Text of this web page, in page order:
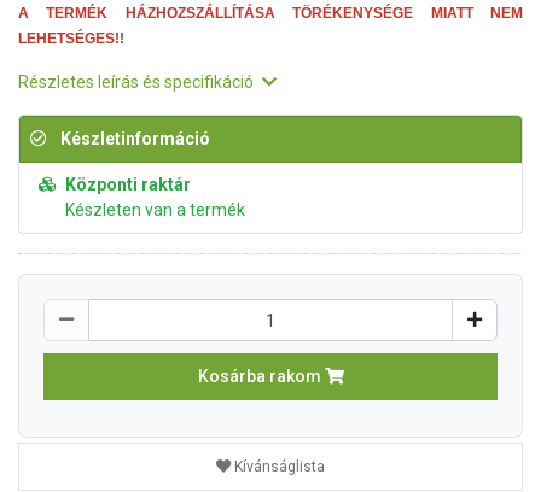
A TERMÉK HÁZHOZSZÁLLÍTÁSA TÖRÉKENYSÉGE MIATT NEM
LEHETSÉGES!!
Részletes leírás és specifikáció
Készletinformáció
Központi raktár
Készleten van a termék
Kosárba rakom
Kívánságlista